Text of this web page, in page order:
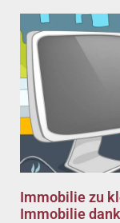
Immobilie zu
Immobilie